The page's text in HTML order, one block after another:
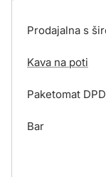
Prodajalna s
Kava na poti
Paketomat DPD
Bar